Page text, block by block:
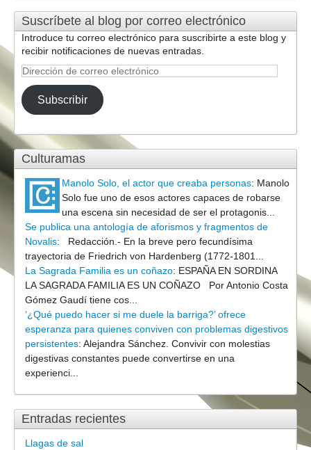
Suscríbete al blog por correo electrónico
Introduce tu correo electrónico para suscribirte a este blog y
recibir notificaciones de nuevas entradas.
Dirección
correo
electrónico
Subscribir
Culturamas
Manolo Solo, el actor que creaba personas: Manolo
Solo fue uno de esos actores capaces de robarse
una escena sin necesidad de ser el protagonis...
Se publica una antología de aforismos y fragmentos de
Novalis:
Redacción.- En la breve pero fecundísima
trayectoria de Friedrich von Hardenberg (1772-1801...
La Sagrada Familia es un coñazo: ESPAÑA EN SORDINA
LA SAGRADA FAMILIA ES UN COÑAZO Por Antonio Costa
Gómez Gaudí tiene cos...
‘¿Qué puedo hacer si me duele la barriga?’ ofrece
esperanza para quienes conviven con problemas digestivos
persistentes: Alejandra Sánchez. Convivir con molestias
digestivas constantes puede convertirse en una
experienci...
Entradas recientes
Llagas de sal